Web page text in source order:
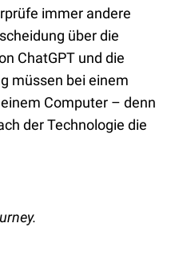
immer andere
über die
ChatGPT und die
müssen bei einem
Computer – denn
der Technologie die